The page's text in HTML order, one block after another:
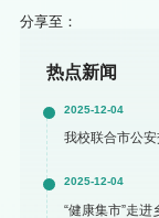
分享至：
热点新闻
2025-12-04
我校联合市公安
2025-12-04
“健康集市”走进